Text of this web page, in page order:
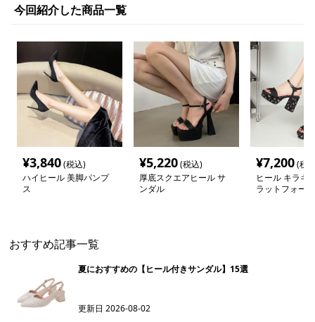
今回紹介した商品一覧
¥3,840(税込)
ハイヒール 美脚パンプ
ス
¥5,220(税込)
厚底スクエアヒール サ
ンダル
¥7,200(税
ヒール キラキ
ラットフォー
おすすめ記事一覧
夏におすすめの【ヒール付きサンダル】15選
更新日2026-08-02